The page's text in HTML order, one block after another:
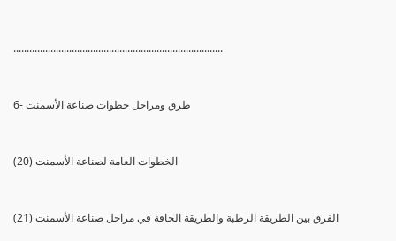
...............................................................................
6- طرق ومراحل خطوات صناعة الأسمنت
(20) الخطوات العامة لصناعة الأسمنت
(21) الفرق بين الطريقة الرطبة والطريقة الجافة في مراحل صناعة الأسمنت